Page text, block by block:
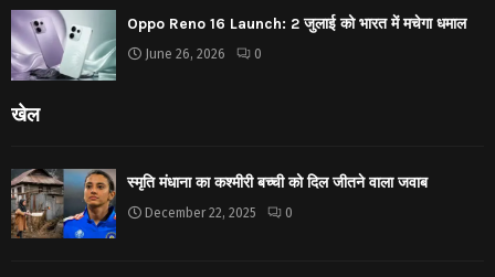
Oppo Reno 16 Launch: 2 जुलाई को भारत में मचेगा धमाल
June 26, 2026 0
खेल
स्मृति मंधाना का कश्मीरी बच्ची को दिल जीतने वाला जवाब
December 22, 2025 0